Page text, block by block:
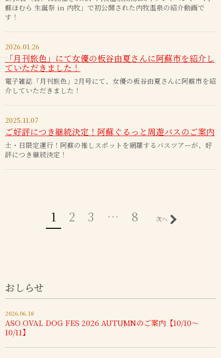
蘇ほむら 生誕祭 in 内牧」で初公開された内牧温泉の紹介動画で
す！
2026.01.26
「月刊旅色」にて女優の板谷由夏さんに阿蘇市を紹介し
ていただきました！
電子雑誌「月刊旅色」2月号にて、女優の板谷由夏さんに阿蘇市を紹
介していただきました！
2025.11.07
ご好評につき継続決定！阿蘇ぐるっと周遊バスのご案内
土・日限定運行！阿蘇の推しスポットを網羅するバスツアーが、好
評につき継続決定！
1 2 3 … 8 次へ
おしらせ
2026.06.18
ASO OVAL DOG FES 2026 AUTUMNのご案内【10/10～
10/11】